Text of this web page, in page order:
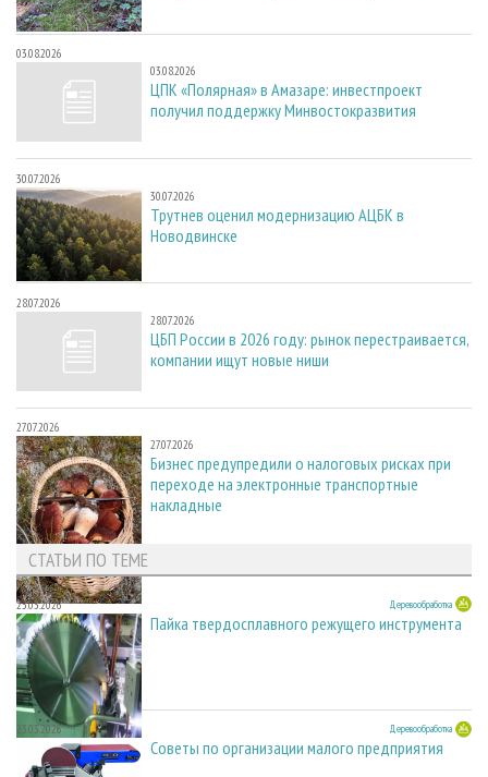
03.08.2026
03.08.2026
ЦПК «Полярная» в Амазаре: инвестпроект
получил поддержку Минвостокразвития
30.07.2026
30.07.2026
Трутнев оценил модернизацию АЦБК в
Новодвинске
28.07.2026
28.07.2026
ЦБП России в 2026 году: рынок перестраивается,
компании ищут новые ниши
27.07.2026
27.07.2026
Бизнес предупредили о налоговых рисках при
переходе на электронные транспортные
накладные
СТАТЬИ ПО ТЕМЕ
23.03.2026 Деревообработка
Пайка твердосплавного режущего инструмента
23.03.2026 Деревообработка
Советы по организации малого предприятия